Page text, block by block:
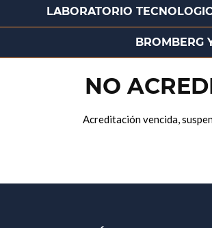
LABORATORIO
BROMBERG
NO
Acreditación vencida,